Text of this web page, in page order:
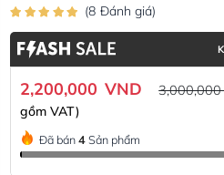
(8 Đánh giá)
2,200,000 VND
gồm VAT)
Đã bán4Sản phẩm